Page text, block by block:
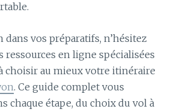
vos préparatifs, n’hésitez
ressources en ligne spécialisées
choisir au mieux votre itinéraire
. Ce guide complet vous
chaque étape, du choix du vol à